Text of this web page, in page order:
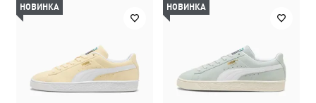
НОВИНКА НОВИНКА